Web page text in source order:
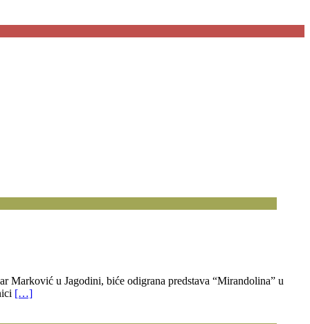
Marković u Jagodini, biće odigrana predstava “Mirandolina” u
[…]